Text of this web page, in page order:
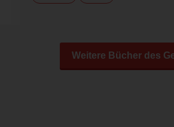
Weitere Bücher des